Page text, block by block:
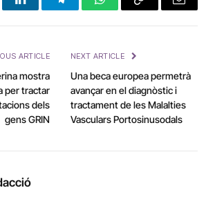
LinkedInTelegramWhatsAppCopy
Email
ARTICLE
mostra
per tractar
dels
gens GRIN
NEXT ARTICLE
Una beca europea permetrà
avançar en el diagnòstic i
tractament de les Malalties
Vasculars Portosinusodals